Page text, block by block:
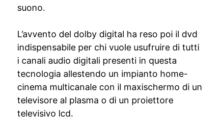
suono.
L’avvento del dolby digital ha reso poi il dvd
indispensabile per chi vuole usufruire di tutti
i canali audio digitali presenti in questa
tecnologia allestendo un impianto home-
cinema multicanale con il maxischermo di un
televisore al plasma o di un proiettore
televisivo lcd.